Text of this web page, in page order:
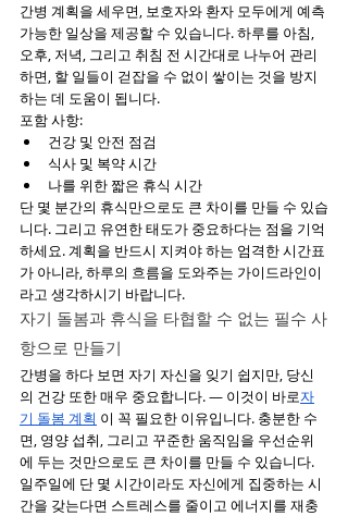
간병 계획을 세우면, 보호자와 환자 모두에게 예측
가능한 일상을 제공할 수 있습니다. 하루를 아침,
오후, 저녁, 그리고 취침 전 시간대로 나누어 관리
하면, 할 일들이 걷잡을 수 없이 쌓이는 것을 방지
하는 데 도움이 됩니다.
포함 사항:
건강 및 안전 점검
식사 및 복약 시간
나를 위한 짧은 휴식 시간
단 몇 분간의 휴식만으로도 큰 차이를 만들 수 있습
니다. 그리고 유연한 태도가 중요하다는 점을 기억
하세요. 계획을 반드시 지켜야 하는 엄격한 시간표
가 아니라, 하루의 흐름을 도와주는 가이드라인이
라고 생각하시기 바랍니다.
자기 돌봄과 휴식을 타협할 수 없는 필수 사
항으로 만들기
간병을 하다 보면 자기 자신을 잊기 쉽지만, 당신
의 건강 또한 매우 중요합니다. — 이것이 바로자
기 돌봄 계획 이 꼭 필요한 이유입니다. 충분한 수
면, 영양 섭취, 그리고 꾸준한 움직임을 우선순위
에 두는 것만으로도 큰 차이를 만들 수 있습니다.
일주일에 단 몇 시간이라도 자신에게 집중하는 시
간을 갖는다면 스트레스를 줄이고 에너지를 재충